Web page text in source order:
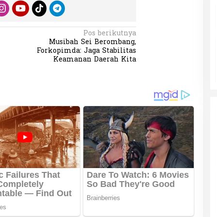
Pos berikutnya
Musibah Sei Berombang,
Forkopimda: Jaga Stabilitas
Keamanan Daerah Kita
Batas Tanah
Rekognisi Sejarah Kerajaan Siak
dan Harapan Daerah Istimewa Riau
Di KOLOM, Opini, SOROTAN